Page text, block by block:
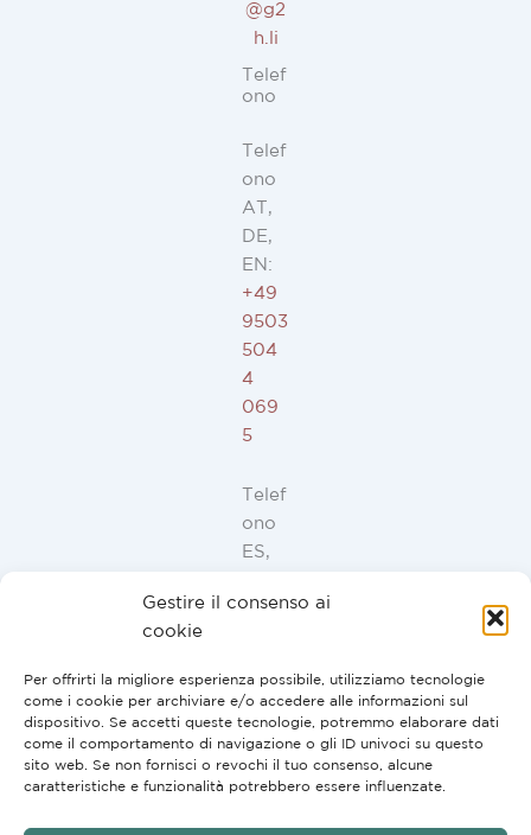
Gestire il consenso ai
cookie
Per offrirti la migliore esperienza possibile, utilizziamo tecnologie
come i cookie per archiviare e/o accedere alle informazioni sul
dispositivo. Se accetti queste tecnologie, potremmo elaborare dati
come il comportamento di navigazione o gli ID univoci su questo
sito web. Se non fornisci o revochi il tuo consenso, alcune
caratteristiche e funzionalità potrebbero essere influenzate.
@g2
h.li
Telef
ono
Telef
ono
AT,
DE,
EN:
+49
9503
504
4
069
5
Telef
ono
ES,
IT,
91
946
44
10